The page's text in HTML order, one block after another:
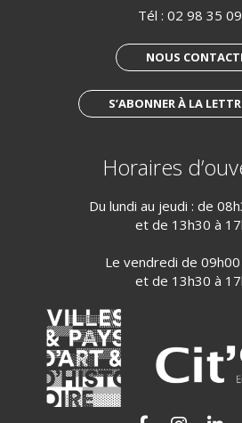
Tél : 02 98 35
NOUS
S’ABONNER À LA
Horaires
Du lundi au jeudi : de
et de 13h30 à
Le vendredi de
et de 13h30 à